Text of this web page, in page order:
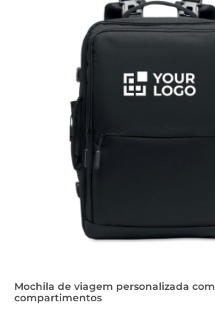
Mochila de viagem personalizada com
compartimentos